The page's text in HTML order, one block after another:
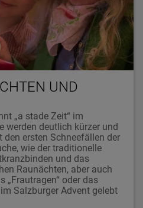
UND
„a stade Zeit“ im
werden deutlich kürzer und
ersten Schneefällen der
wie der traditionelle
und das
Raunächten, aber auch
„Frautragen“ oder das
Salzburger Advent gelebt